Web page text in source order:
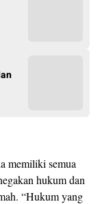
memiliki semua
hukum dan
“Hukum yang